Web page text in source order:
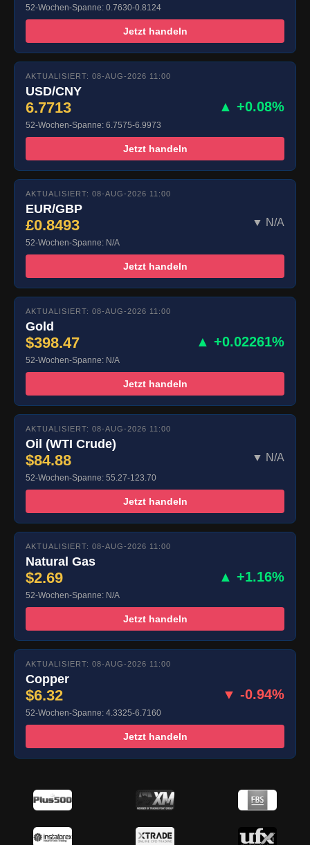
52-Wochen-Spanne: 0.7630-0.8124
Jetzt handeln
AKTUALISIERT: 08-AUG-2026 11:00
USD/CNY
6.7713 ▲ +0.08%
52-Wochen-Spanne: 6.7575-6.9973
Jetzt handeln
AKTUALISIERT: 08-AUG-2026 11:00
EUR/GBP
£0.8493 ▼ N/A
52-Wochen-Spanne: N/A
Jetzt handeln
AKTUALISIERT: 08-AUG-2026 11:00
Gold
$398.47 ▲ +0.02261%
52-Wochen-Spanne: N/A
Jetzt handeln
AKTUALISIERT: 08-AUG-2026 11:00
Oil (WTI Crude)
$84.88 ▼ N/A
52-Wochen-Spanne: 55.27-123.70
Jetzt handeln
AKTUALISIERT: 08-AUG-2026 11:00
Natural Gas
$2.69 ▲ +1.16%
52-Wochen-Spanne: N/A
Jetzt handeln
AKTUALISIERT: 08-AUG-2026 11:00
Copper
$6.32 ▼ -0.94%
52-Wochen-Spanne: 4.3325-6.7160
Jetzt handeln